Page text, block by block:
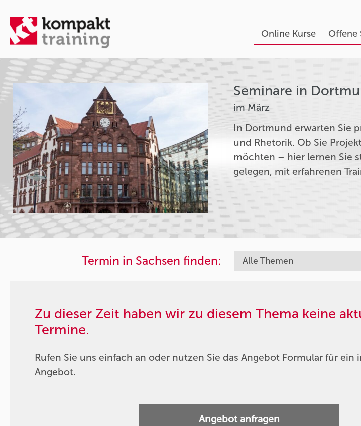
Online Kurse Offene
Seminare in
im März
In Dortmund erwarten Sie
und Rhetorik. Ob Sie
möchten – hier lernen Sie
gelegen, mit erfahrenen
Termin in Sachsen finden:
Zu dieser Zeit haben wir zu diesem Thema keine
Termine.
Rufen Sie uns einfach an oder nutzen Sie das Angebot Formular für ein
Angebot.
Angebot anfragen